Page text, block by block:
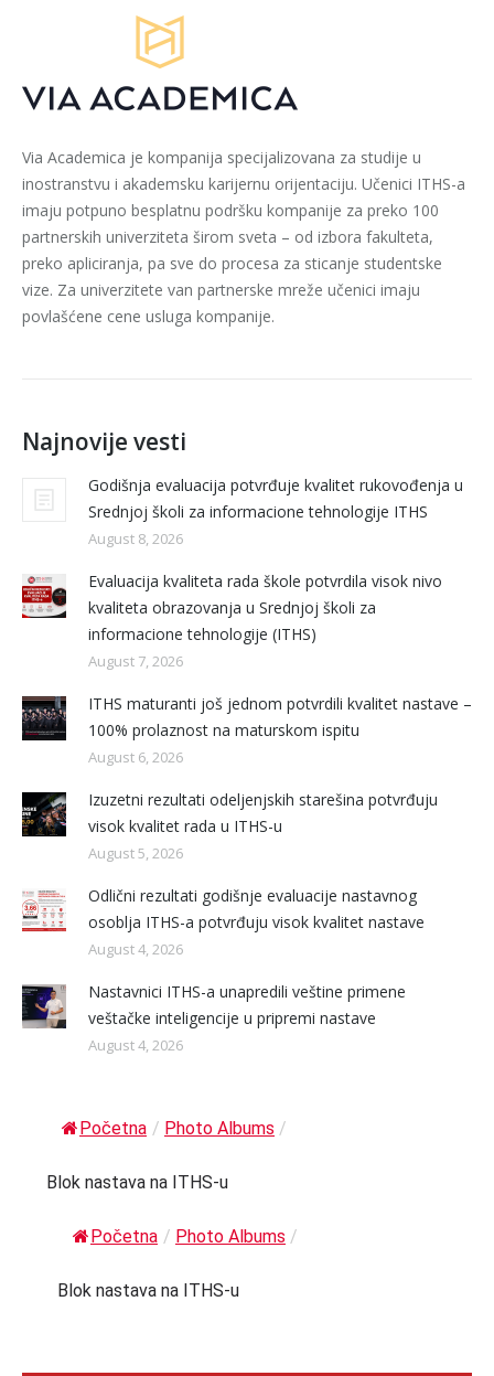
Via Academica je kompanija specijalizovana za studije u
inostranstvu i akademsku karijernu orijentaciju. Učenici ITHS-a
imaju potpuno besplatnu podršku kompanije za preko 100
partnerskih univerziteta širom sveta – od izbora fakulteta,
preko apliciranja, pa sve do procesa za sticanje studentske
vize. Za univerzitete van partnerske mreže učenici imaju
povlašćene cene usluga kompanije.
Najnovije vesti
Godišnja evaluacija potvrđuje kvalitet rukovođenja u
Srednjoj školi za informacione tehnologije ITHS
August 8, 2026
Evaluacija kvaliteta rada škole potvrdila visok nivo
kvaliteta obrazovanja u Srednjoj školi za
informacione tehnologije (ITHS)
August 7, 2026
ITHS maturanti još jednom potvrdili kvalitet nastave –
100% prolaznost na maturskom ispitu
August 6, 2026
Izuzetni rezultati odeljenjskih starešina potvrđuju
visok kvalitet rada u ITHS-u
August 5, 2026
Odlični rezultati godišnje evaluacije nastavnog
osoblja ITHS-a potvrđuju visok kvalitet nastave
August 4, 2026
Nastavnici ITHS-a unapredili veštine primene
veštačke inteligencije u pripremi nastave
August 4, 2026
Početna / Photo Albums /
Blok nastava na ITHS-u
Početna / Photo Albums /
Blok nastava na ITHS-u